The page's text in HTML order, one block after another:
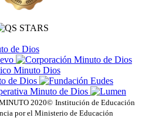
2020© Institución de Educación
por el Ministerio de Educación